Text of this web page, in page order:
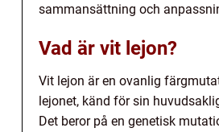
sammansättning och
Vad är vit lejon?
Vit lejon är en ovanlig
lejonet, känd för sin
Det beror på en genetisk